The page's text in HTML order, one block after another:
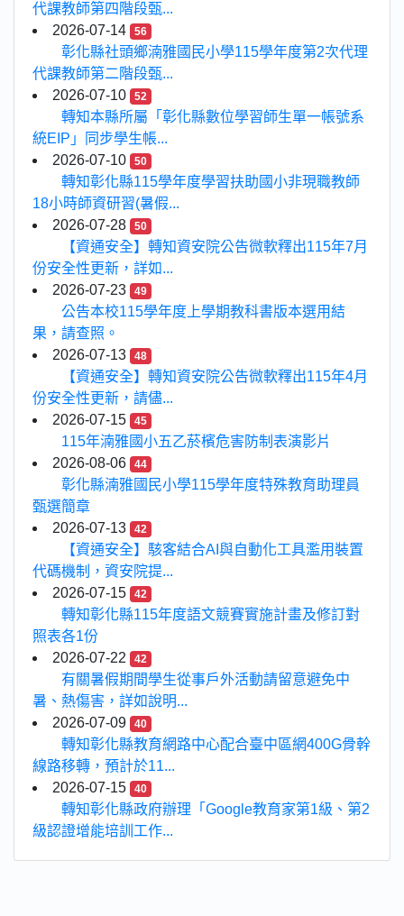
代課教師第四階段甄...
2026-07-14
56
彰化縣社頭鄉湳雅國民小學115學年度第2次代理
代課教師第二階段甄...
2026-07-10
52
轉知本縣所屬「彰化縣數位學習師生單一帳號系
統EIP」同步學生帳...
2026-07-10
50
轉知彰化縣115學年度學習扶助國小非現職教師
18小時師資研習(暑假...
2026-07-28
50
【資通安全】轉知資安院公告微軟釋出115年7月
份安全性更新，詳如...
2026-07-23
49
公告本校115學年度上學期教科書版本選用結
果，請查照。
2026-07-13
48
【資通安全】轉知資安院公告微軟釋出115年4月
份安全性更新，請儘...
2026-07-15
45
115年湳雅國小五乙菸檳危害防制表演影片
2026-08-06
44
彰化縣湳雅國民小學115學年度特殊教育助理員
甄選簡章
2026-07-13
42
【資通安全】駭客結合AI與自動化工具濫用裝置
代碼機制，資安院提...
2026-07-15
42
轉知彰化縣115年度語文競賽實施計畫及修訂對
照表各1份
2026-07-22
42
有關暑假期間學生從事戶外活動請留意避免中
暑、熱傷害，詳如說明...
2026-07-09
40
轉知彰化縣教育網路中心配合臺中區網400G骨幹
線路移轉，預計於11...
2026-07-15
40
轉知彰化縣政府辦理「Google教育家第1級、第2
級認證增能培訓工作...